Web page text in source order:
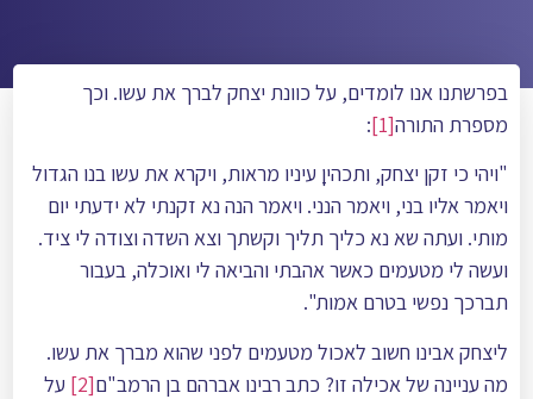
בפרשתנו אנו לומדים, על כוונת יצחק לברך את עשו. וכך
מספרת התורה[1]
:
"ויהי כי זקן יצחק, ותכהיןָ עיניו מראות, ויקרא את עשו בנו הגדול
ויאמר אליו בני, ויאמר הנני. ויאמר הנה נא זקנתי לא ידעתי יום
מותי. ועתה שא נא כליך תליך וקשתך וצא השדה וצודה לי ציד.
ועשה לי מטעמים כאשר אהבתי והביאה לי ואוכלה, בעבור
תברכך נפשי בטרם אמות".
ליצחק אבינו חשוב לאכול מטעמים לפני שהוא מברך את עשו.
מה עניינה של אכילה זו? כתב רבינו אברהם בן הרמב"ם[2]
על